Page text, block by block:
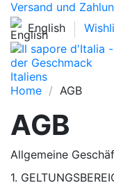
Versand und
English
Home
AGB
AGB
Allgemeine
1.